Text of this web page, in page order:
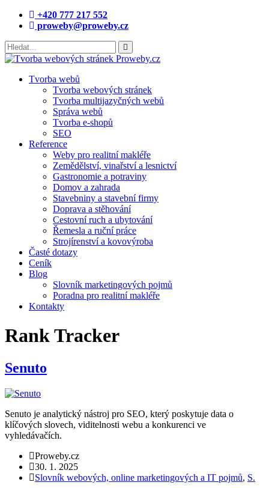
+420 777 217 552
proweby@proweby.cz
Tvorba webů
Tvorba webových stránek
Tvorba multijazyčných webů
Správa webů
Tvorba e-shopů
SEO
Reference
Weby pro realitní makléře
Zemědělství, vinařství a lesnictví
Gastronomie a potraviny
Domov a zahrada
Stavebniny a stavební firmy
Doprava a stěhování
Cestovní ruch a ubytování
Řemesla a ruční práce
Strojírenství a kovovýroba
Časté dotazy
Ceník
Blog
Slovník marketingových pojmů
Poradna pro realitní makléře
Kontakty
Rank Tracker
Senuto
Senuto je analytický nástroj pro SEO, který poskytuje data o
klíčových slovech, viditelnosti webu a konkurenci ve
vyhledávačích.
Proweby.cz
30. 1. 2025
Slovník webových, online marketingových a IT pojmů, S.